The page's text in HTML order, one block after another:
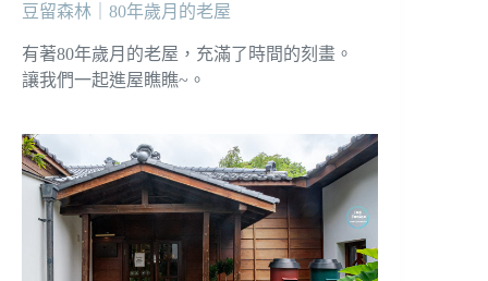
豆留森林｜80年歲月的老屋
有著80年歲月的老屋，充滿了時間的刻畫。
讓我們一起進屋瞧瞧~。